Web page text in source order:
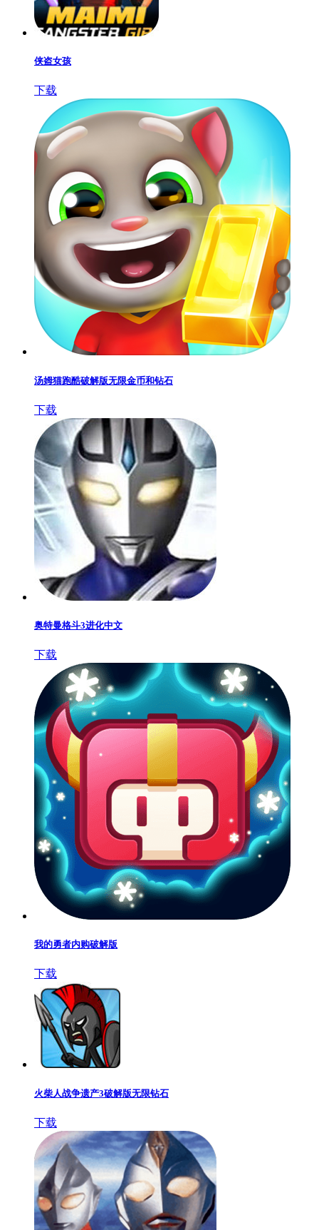
侠盗女孩
下载
汤姆猫跑酷破解版无限金币和钻石
下载
奥特曼格斗3进化中文
下载
我的勇者内购破解版
下载
火柴人战争遗产3破解版无限钻石
下载